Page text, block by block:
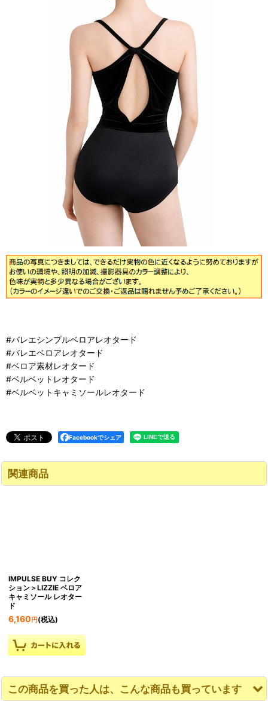
#バレエシンプルベロアレオタード
#バレエベロアレオタード
#ベロア素材レオタード
#ベルベットレオタード
#ベルベットキャミソールレオタード
Facebookでシェア
関連商品
IMPULSE BUY コレク
ション＞LIZZIE ベロア
キャミソール レオター
ド
6,160 円 (税込)
この商品を買った人は、こんな商品も買っています